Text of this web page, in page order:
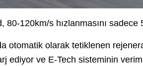
80-120km/s hızlanmasını
otomatik olarak tetiklenen
ediyor ve E-Tech sisteminin